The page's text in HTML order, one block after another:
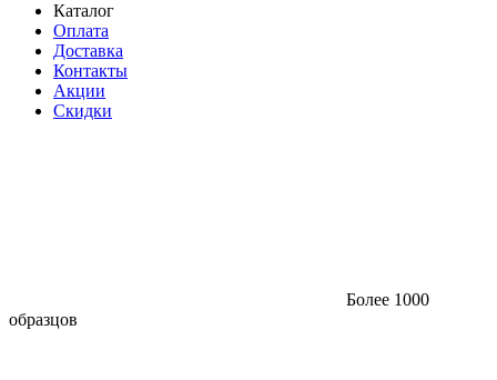
Каталог
Оплата
Доставка
Контакты
Акции
Скидки
Более 1000
образцов